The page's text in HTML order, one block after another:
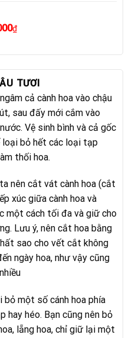
640.000₫.
₫Giá
tại
950.000₫.
TƯƠI
cả cành hoa vào chậu
sau đấy mới cắm vào
Vệ sinh bình và cả gốc
loại bỏ hết các loại tạp
thối hoa.
nên cắt vát cành hoa (cắt
xúc giữa cành hoa và
một cách tối đa và giữ cho
Lưu ý, nên cắt hoa bằng
sao cho vết cắt không
ngày hoa, như vậy cũng
bỏ một số cánh hoa phía
hay héo. Bạn cũng nên bỏ
lẵng hoa, chỉ giữ lại một